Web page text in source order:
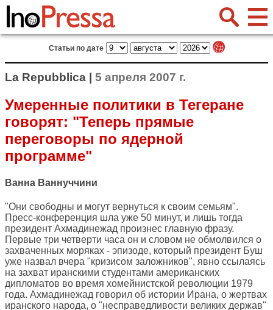
Статьи по дате
La Repubblica | 5 апреля 2007 г.
Умеренные политики в Тегеране
говорят: "Теперь прямые
переговоры по ядерной
программе"
Ванна Ваннуччини
"Они свободны и могут вернуться к своим семьям".
Пресс-конференция шла уже 50 минут, и лишь тогда
президент Ахмадинежад произнес главную фразу.
Первые три четверти часа он и словом не обмолвился о
захваченных моряках - эпизоде, который президент Буш
уже назвал вчера "кризисом заложников", явно ссылаясь
на захват иранскими студентами американских
дипломатов во время хомейнистской революции 1979
года. Ахмадинежад говорил об истории Ирана, о жертвах
иранского народа, о "несправедливости великих держав"